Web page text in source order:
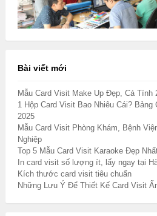
Bài viết mới
Mẫu Card Visit Make Up Đẹp, Cá Tính
1 Hộp Card Visit Bao Nhiêu Cái?
2025
Mẫu Card Visit Phòng Khám, Bệnh
Nghiệp
Top 5 Mẫu Card Visit Karaoke Đẹp
In card visit số lượng ít, lấy ngay tại
Kích thước card visit tiêu chuẩn
Những Lưu Ý Để Thiết Kế Card Visit